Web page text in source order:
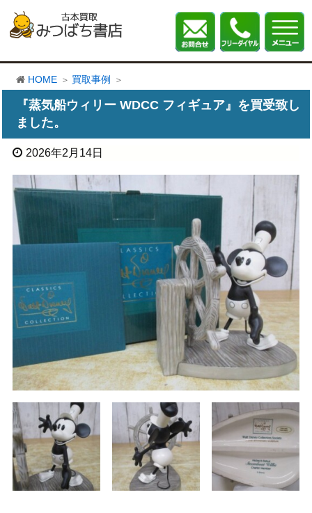
HOME 買取事例
『蒸気船ウィリー WDCC フィギュア』を買受致し
ました。
2026年2月14日